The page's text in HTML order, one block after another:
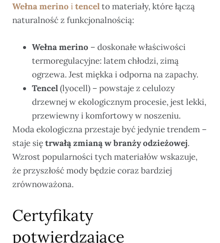
Wełna merino i tencelto materiały, które łączą
naturalność z funkcjonalnością:
Wełna merino – doskonałe właściwości
termoregulacyjne: latem chłodzi, zimą
ogrzewa. Jest miękka i odporna na zapachy.
Tencel(lyocell) – powstaje z celulozy
drzewnej w ekologicznym procesie, jest lekki,
przewiewny i komfortowy w noszeniu.
Moda ekologiczna przestaje być jedynie trendem –
staje siętrwałą zmianą w branży odzieżowej.
Wzrost popularności tych materiałów wskazuje,
że przyszłość mody będzie coraz bardziej
zrównoważona.
Certyfikaty
potwierdzające